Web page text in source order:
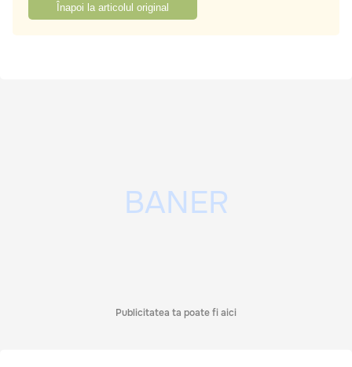
Înapoi la articolul original
Publicitatea ta poate fi aici